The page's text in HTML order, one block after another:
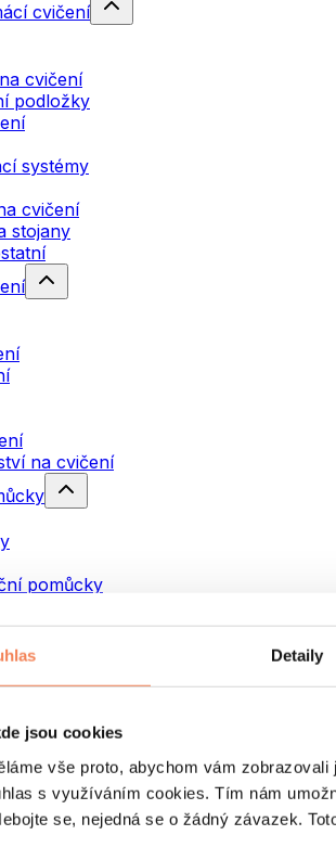
Detaily
jsou cookies
vše proto, abychom vám
s využíváním cookies. Tím nám
se, nejedná se o žádný závazek.
cvičení
cvičení
podložky
systémy
cvičení
stojany
na cvičení
pomůcky